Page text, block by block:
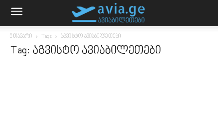
მთავარი Tags აგვისტო ავიაბილეთები
Tag: აგვისტო ავიაბილეთები